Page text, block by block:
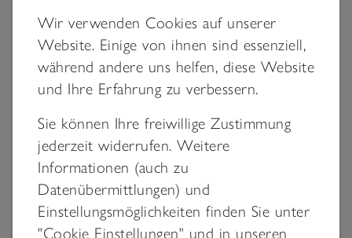
Datenschutz
DATENSCHUTZERKLÄRUNG
uns entgegenbringen, und sind uns der
Verantwortung, Ihre Daten bestmöglich zu
schützen, bewusst. Wir möchten Sie daher
darüber informieren, welche Daten von uns
erfasst werden, wenn Sie unsere Produkte
Wir verwenden Cookies auf unserer
Website. Einige von ihnen sind essenziell,
während andere uns helfen, diese Website
und Ihre Erfahrung zu verbessern.
Sie können Ihre freiwillige Zustimmung
jederzeit widerrufen. Weitere
Informationen (auch zu
Datenübermittlungen) und
Einstellungsmöglichkeiten finden Sie unter
"Cookie Einstellungen" und in unseren